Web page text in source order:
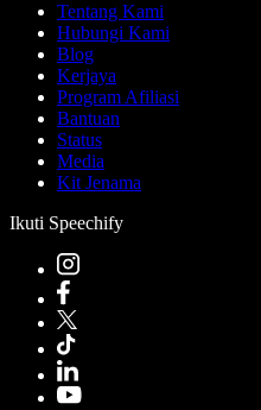
Tentang Kami
Hubungi Kami
Blog
Kerjaya
Program Afiliasi
Bantuan
Status
Media
Kit Jenama
Ikuti Speechify